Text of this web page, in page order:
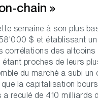
chain »
semaine à son plus
$ et établissant un
corrélations des altcoins
proches de leurs
du marché a subi un
la capitalisation
a reculé de 410 milliards